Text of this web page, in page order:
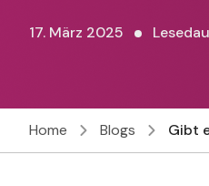
17. März 2025
Home Blogs Gibt